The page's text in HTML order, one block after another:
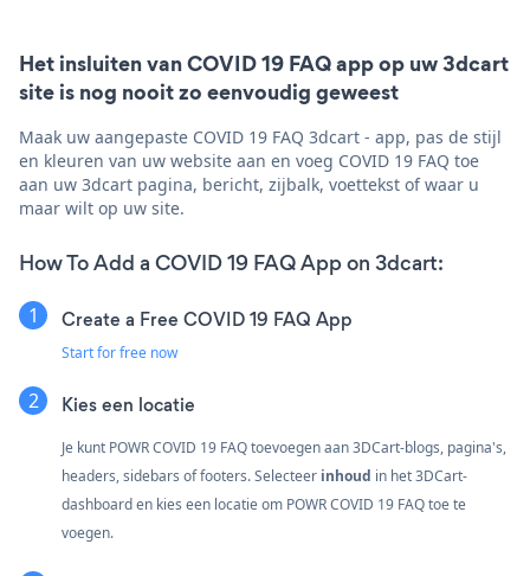
Het insluiten van COVID 19 FAQ app op uw 3dcart
site is nog nooit zo eenvoudig geweest
Maak uw aangepaste COVID 19 FAQ 3dcart - app, pas de stijl
en kleuren van uw website aan en voeg COVID 19 FAQ toe
aan uw 3dcart pagina, bericht, zijbalk, voettekst of waar u
maar wilt op uw site.
How To Add a COVID 19 FAQ App on 3dcart:
Create a Free COVID 19 FAQ App
Start for free now
Kies een locatie
Je kunt POWR COVID 19 FAQ toevoegen aan 3DCart-blogs, pagina's,
headers, sidebars of footers. Selecteer inhoud in het 3DCart-
dashboard en kies een locatie om POWR COVID 19 FAQ toe te
voegen.